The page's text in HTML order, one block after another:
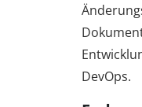
DevOps.